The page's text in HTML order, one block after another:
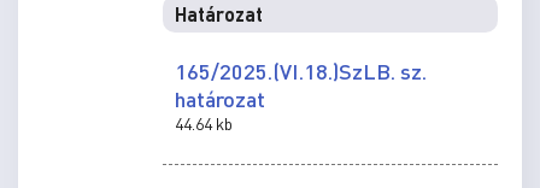
Határozat
165/2025.(VI.18.)SzLB. sz.
határozat
44.64 kb